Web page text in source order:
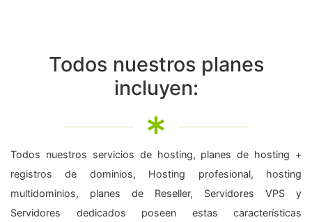
Todos nuestros planes
incluyen:
Todos nuestros servicios de hosting, planes de hosting +
registros de dominios, Hosting profesional, hosting
multidominios, planes de Reseller, Servidores VPS y
Servidores dedicados poseen estas características